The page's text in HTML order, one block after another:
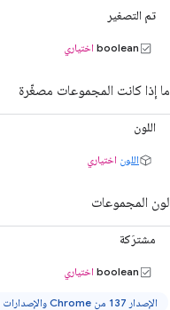
تم التصغير
boolean اختياري
ما إذا كانت المجموعات مصغّرة
اللون
اللون اختياري
لون المجموعات
مشترَكة
boolean اختياري
الإصدار 137 من Chrome والإصدارات الأحدث